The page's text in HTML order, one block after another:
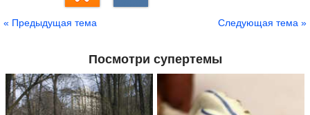
« Предыдущая тема Следующая тема »
Посмотри супертемы